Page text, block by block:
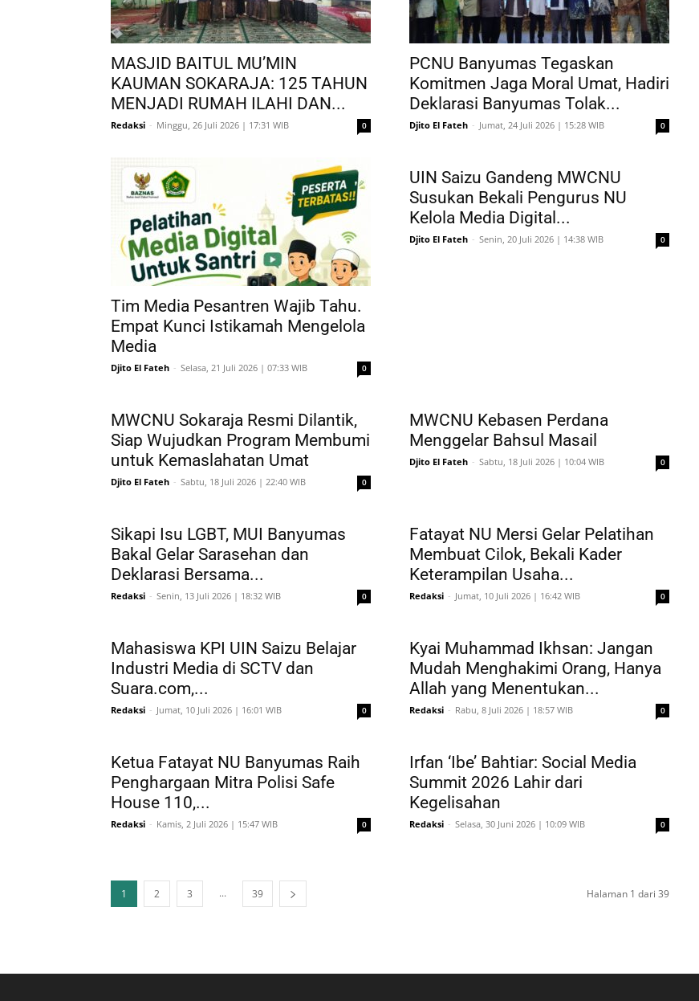
MASJID BAITUL MU’MIN
KAUMAN SOKARAJA: 125 TAHUN
MENJADI RUMAH ILAHI DAN...
Redaksi - Minggu, 26 Juli 2026 | 17:31 WIB 0
PCNU Banyumas Tegaskan
Komitmen Jaga Moral Umat, Hadiri
Deklarasi Banyumas Tolak...
Djito El Fateh - Jumat, 24 Juli 2026 | 15:28 WIB 0
Tim Media Pesantren Wajib Tahu.
Empat Kunci Istikamah Mengelola
Media
Djito El Fateh - Selasa, 21 Juli 2026 | 07:33 WIB 0
UIN Saizu Gandeng MWCNU
Susukan Bekali Pengurus NU
Kelola Media Digital...
Djito El Fateh - Senin, 20 Juli 2026 | 14:38 WIB 0
MWCNU Sokaraja Resmi Dilantik,
Siap Wujudkan Program Membumi
untuk Kemaslahatan Umat
Djito El Fateh - Sabtu, 18 Juli 2026 | 22:40 WIB 0
MWCNU Kebasen Perdana
Menggelar Bahsul Masail
Djito El Fateh - Sabtu, 18 Juli 2026 | 10:04 WIB 0
Sikapi Isu LGBT, MUI Banyumas
Bakal Gelar Sarasehan dan
Deklarasi Bersama...
Redaksi - Senin, 13 Juli 2026 | 18:32 WIB 0
Fatayat NU Mersi Gelar Pelatihan
Membuat Cilok, Bekali Kader
Keterampilan Usaha...
Redaksi - Jumat, 10 Juli 2026 | 16:42 WIB 0
Mahasiswa KPI UIN Saizu Belajar
Industri Media di SCTV dan
Suara.com,...
Redaksi - Jumat, 10 Juli 2026 | 16:01 WIB 0
Kyai Muhammad Ikhsan: Jangan
Mudah Menghakimi Orang, Hanya
Allah yang Menentukan...
Redaksi - Rabu, 8 Juli 2026 | 18:57 WIB 0
Ketua Fatayat NU Banyumas Raih
Penghargaan Mitra Polisi Safe
House 110,...
Redaksi - Kamis, 2 Juli 2026 | 15:47 WIB 0
Irfan ‘Ibe’ Bahtiar: Social Media
Summit 2026 Lahir dari
Kegelisahan
Redaksi - Selasa, 30 Juni 2026 | 10:09 WIB 0
1 2 3 ... 39 Halaman 1 dari 39